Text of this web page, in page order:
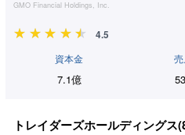
GMO Financial Holdings, Inc.
4.5
資本金
7.1億
トレイダーズホールディングス(